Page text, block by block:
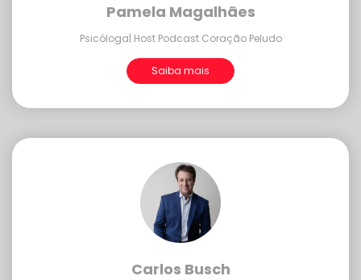
Pamela Magalhães
Psicóloga| Host Podcast Coração Peludo
Saiba mais
Carlos Busch